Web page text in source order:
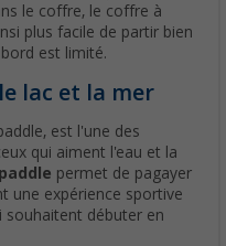
le coffre, le coffre à
plus facile de partir bien
est limité.
lac et la mer
est l'une des
qui aiment l'eau et la
permet de pagayer
une expérience sportive
souhaitent débuter en